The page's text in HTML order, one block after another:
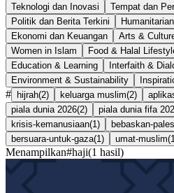
Teknologi dan Inovasi
Tempat dan
Politik dan Berita Terkini
Ekonomi dan Keuangan
Arts &
Women in Islam
Food & Halal
Education & Learning
Interfaith &
Environment & Sustainability
# hijrah(2) keluarga muslim(2)
piala dunia 2026(2) piala dunia fifa
krisis-kemanusiaan(1 ) bebaskan-
bersuara-untuk-gaza(1 ) umat-muslim(1
Menampilkan#haji(1 hasil)